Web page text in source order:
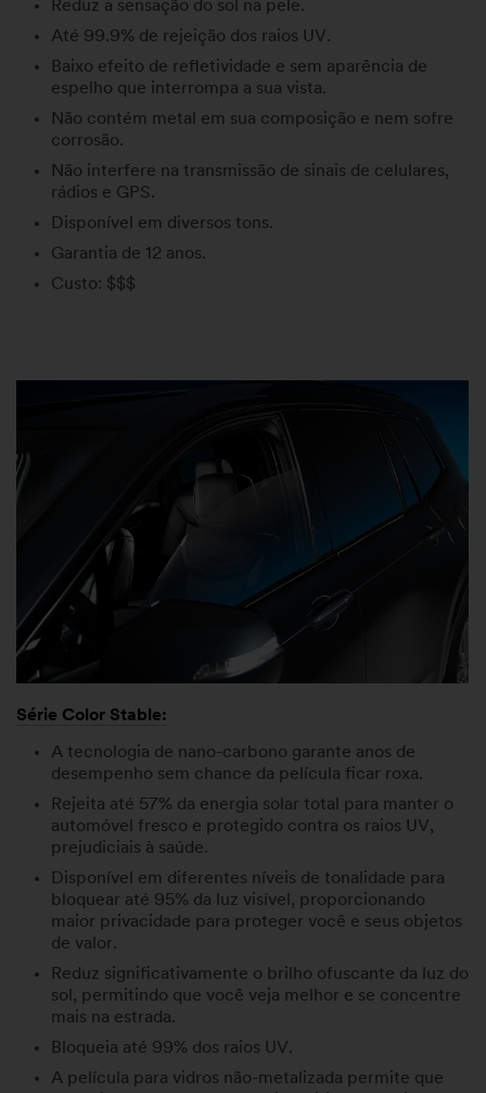
Reduz a sensação do sol na pele.
Até 99.9% de rejeição dos raios UV.
Baixo efeito de refletividade e sem aparência de
espelho que interrompa a sua vista.
Não contém metal em sua composição e nem sofre
corrosão.
Não interfere na transmissão de sinais de celulares,
rádios e GPS.
Disponível em diversos tons.
Garantia de 12 anos.
Custo: $$$
Série Color Stable:
A tecnologia de nano-carbono garante anos de
desempenho sem chance da película ficar roxa.
Rejeita até 57% da energia solar total para manter o
automóvel fresco e protegido contra os raios UV,
prejudiciais à saúde.
Disponível em diferentes níveis de tonalidade para
bloquear até 95% da luz visível, proporcionando
maior privacidade para proteger você e seus objetos
de valor.
Reduz significativamente o brilho ofuscante da luz do
sol, permitindo que você veja melhor e se concentre
mais na estrada.
Bloqueia até 99% dos raios UV.
A película para vidros não-metalizada permite que